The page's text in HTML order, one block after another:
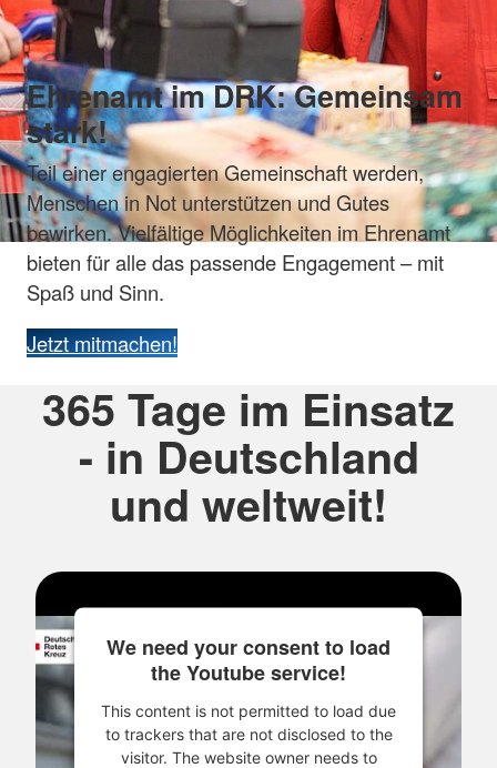
Ehrenamt im DRK: Gemeinsam
stark!
Teil einer engagierten Gemeinschaft werden,
Menschen in Not unterstützen und Gutes
bewirken. Vielfältige Möglichkeiten im Ehrenamt
bieten für alle das passende Engagement – mit
Spaß und Sinn.
Jetzt mitmachen!
365 Tage im Einsatz
- in Deutschland
und weltweit!
We need your consent to load
the Youtube service!
This content is not permitted to load due
to trackers that are not disclosed to the
visitor. The website owner needs to